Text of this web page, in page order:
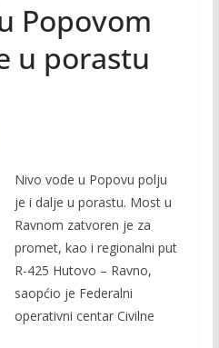
Popovom
u porastu
Li
Nivo vode u Popovu polju
je i dalje u porastu. Most u
Ravnom zatvoren je za
promet, kao i regionalni put
R-425 Hutovo – Ravno,
saopćio je Federalni
operativni centar Civilne